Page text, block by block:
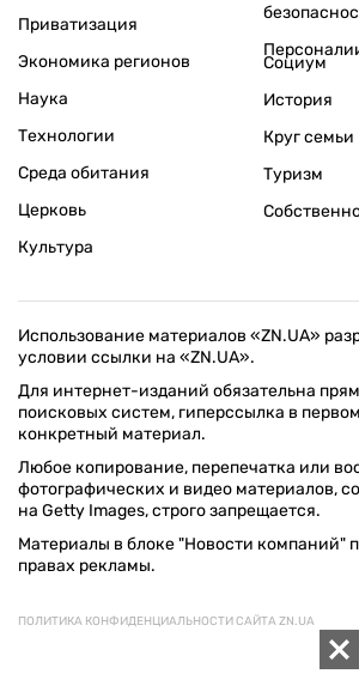
Приватизация
Экономика регионов
Наука
Технологии
Среда обитания
Церковь
Культура
Социум
История
Круг семьи
Туризм
Использование материалов «ZN.UA»
условии ссылки на «ZN.UA».
Для интернет-изданий обязательна
поисковых систем, гиперссылка в
конкретный материал.
Любое копирование, перепечатка или
фотографических и видео материалов,
на Getty Images, строго запрещается.
Материалы в блоке "Новости компаний"
правах рекламы.
ПОЛИТИКА КОНФИДЕНЦИАЛЬНОСТИ САЙТА ZN.UA
© 1994–2026 «ЗЕРКАЛО НЕДЕЛИ. УКРАИНА». ВСЕ